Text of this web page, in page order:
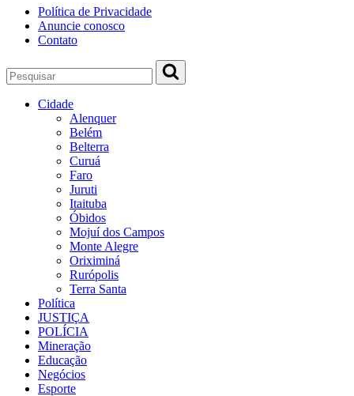
Política de Privacidade
Anuncie conosco
Contato
Cidade
Alenquer
Belém
Belterra
Curuá
Faro
Juruti
Itaituba
Óbidos
Mojuí dos Campos
Monte Alegre
Oriximiná
Rurópolis
Terra Santa
Política
JUSTIÇA
POLÍCIA
Mineração
Educação
Negócios
Esporte